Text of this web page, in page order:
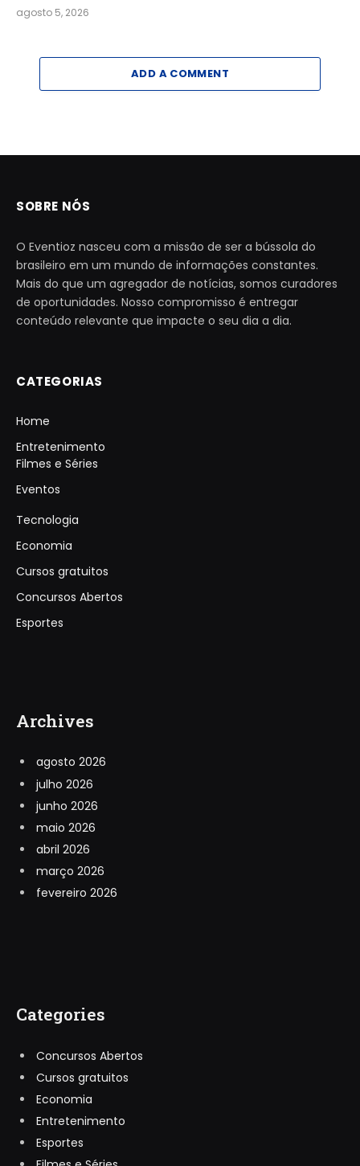
agosto 5, 2026
ADD A COMMENT
SOBRE NÓS
O Eventioz nasceu com a missão de ser a bússola do
brasileiro em um mundo de informações constantes.
Mais do que um agregador de notícias, somos curadores
de oportunidades. Nosso compromisso é entregar
conteúdo relevante que impacte o seu dia a dia.
CATEGORIAS
Home
Entretenimento
Filmes e Séries
Eventos
Tecnologia
Economia
Cursos gratuitos
Concursos Abertos
Esportes
Archives
agosto 2026
julho 2026
junho 2026
maio 2026
abril 2026
março 2026
fevereiro 2026
Categories
Concursos Abertos
Cursos gratuitos
Economia
Entretenimento
Esportes